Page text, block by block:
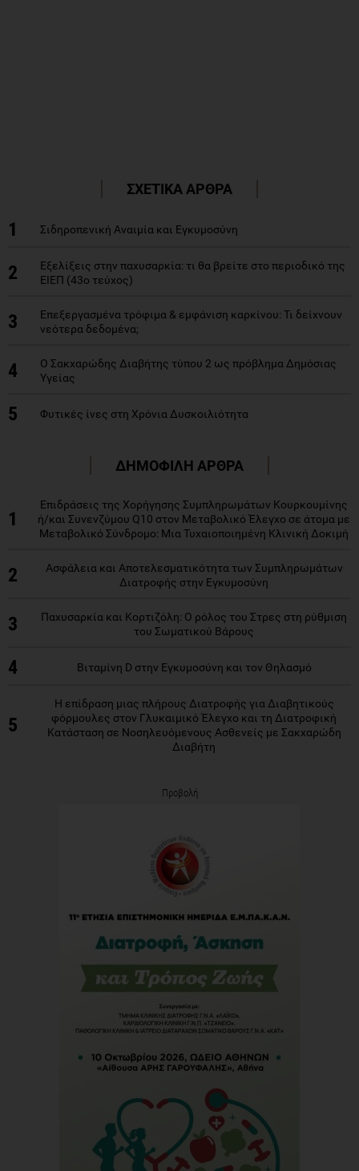
ΣΧΕΤΙΚΑ ΑΡΘΡΑ
1 Σιδηροπενική Αναιμία και Εγκυμοσύνη
2
Εξελίξεις στην παχυσαρκία: τι θα βρείτε στο περιοδικό της
ΕΙΕΠ (43ο τεύχος)
3
Επεξεργασμένα τρόφιμα & εμφάνιση καρκίνου: Τι δείχνουν
νεότερα δεδομένα;
4
Ο Σακχαρώδης Διαβήτης τύπου 2 ως πρόβλημα Δημόσιας
Υγείας
5 Φυτικές ίνες στη Χρόνια Δυσκοιλιότητα
ΔΗΜΟΦΙΛΗ ΑΡΘΡΑ
1
Επιδράσεις της Χορήγησης Συμπληρωμάτων Κουρκουμίνης
ή/και Συνενζύμου Q10 στον Μεταβολικό Έλεγχο σε άτομα με
Μεταβολικό Σύνδρομο: Μια Τυχαιοποιημένη Κλινική Δοκιμή
2
Ασφάλεια και Αποτελεσματικότητα των Συμπληρωμάτων
Διατροφής στην Εγκυμοσύνη
3
Παχυσαρκία και Κορτιζόλη: Ο ρόλος του Στρες στη ρύθμιση
του Σωματικού Βάρους
4 Βιταμίνη D στην Εγκυμοσύνη και τον Θηλασμό
5
Η επίδραση μιας πλήρους Διατροφής για Διαβητικούς
φόρμουλες στον Γλυκαιμικό Έλεγχο και τη Διατροφική
Κατάσταση σε Νοσηλευόμενους Ασθενείς με Σακχαρώδη
Διαβήτη
Προβολή